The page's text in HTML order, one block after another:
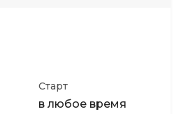
Старт
в любое время